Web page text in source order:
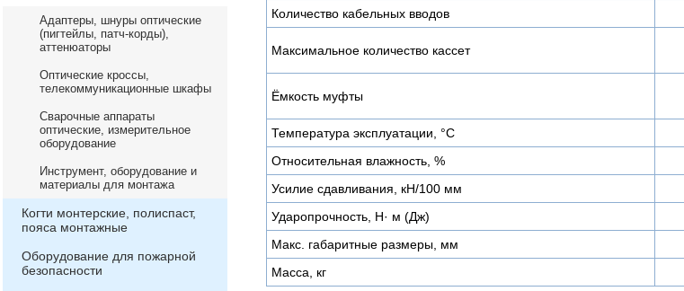
Адаптеры, шнуры оптические
(пигтейлы, патч-корды),
аттенюаторы
Оптические кроссы,
телекоммуникационные шкафы
Сварочные аппараты
оптические, измерительное
оборудование
Инструмент, оборудование и
материалы для монтажа
Когти монтерские, полиспаст,
пояса монтажные
Оборудование для пожарной
безопасности
Количество кабельных вводов
Максимальное количество кассет
Ёмкость муфты
Температура эксплуатации, °С
Относительная влажность, %
Усилие сдавливания, кН/100 мм
Ударопрочность, Н· м (Дж)
Макс. габаритные размеры, мм
Масса, кг